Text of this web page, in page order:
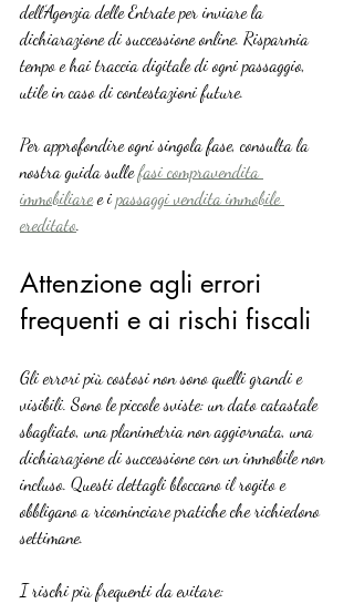
dell’Agenzia delle Entrate per inviare la
dichiarazione di successione online. Risparmia
tempo e hai traccia digitale di ogni passaggio,
utile in caso di contestazioni future.
Per approfondire ogni singola fase, consulta la
nostra guida sulle fasi compravendita
immobiliare e i passaggi vendita immobile
ereditato.
Attenzione agli errori
frequenti e ai rischi fiscali
Gli errori più costosi non sono quelli grandi e
visibili. Sono le piccole sviste: un dato catastale
sbagliato, una planimetria non aggiornata, una
dichiarazione di successione con un immobile non
incluso. Questi dettagli bloccano il rogito e
obbligano a ricominciare pratiche che richiedono
settimane.
I rischi più frequenti da evitare: